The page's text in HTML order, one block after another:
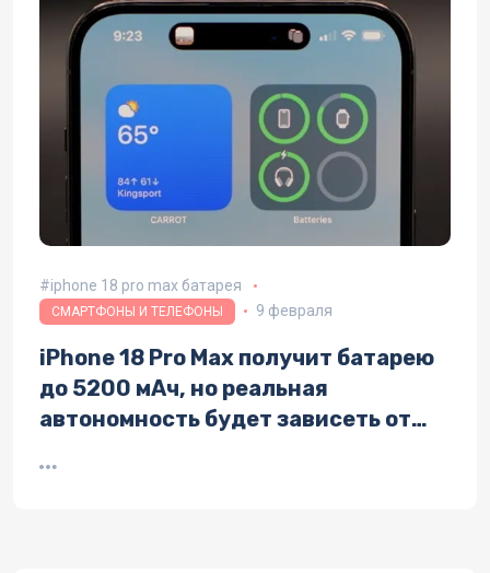
iphone 18 pro max батарея
СМАРТФОНЫ И ТЕЛЕФОНЫ 9 февраля
iPhone 18 Pro Max получит батарею
до 5200 мАч, но реальная
автономность будет зависеть от